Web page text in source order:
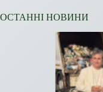
ОСТАННІ НОВИНИ